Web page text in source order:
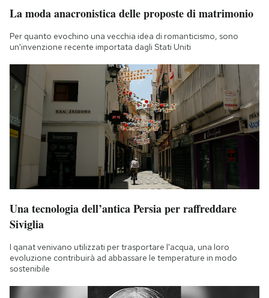
La moda anacronistica delle proposte di matrimonio
Per quanto evochino una vecchia idea di romanticismo, sono
un'invenzione recente importata dagli Stati Uniti
Una tecnologia dell’antica Persia per raffreddare
Siviglia
I qanat venivano utilizzati per trasportare l'acqua, una loro
evoluzione contribuirà ad abbassare le temperature in modo
sostenibile